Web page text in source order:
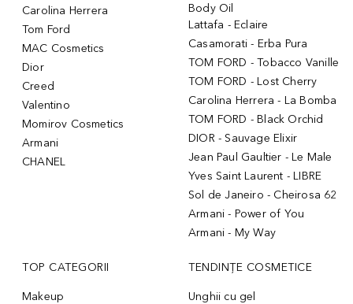
Carolina Herrera
Tom Ford
MAC Cosmetics
Dior
Creed
Valentino
Momirov Cosmetics
Armani
CHANEL
Body Oil
Lattafa - Eclaire
Casamorati - Erba Pura
TOM FORD - Tobacco Vanille
TOM FORD - Lost Cherry
Carolina Herrera - La Bomba
TOM FORD - Black Orchid
DIOR - Sauvage Elixir
Jean Paul Gaultier - Le Male
Yves Saint Laurent - LIBRE
Sol de Janeiro - Cheirosa 62
Armani - Power of You
Armani - My Way
TOP CATEGORII
Makeup
TENDINȚE COSMETICE
Unghii cu gel